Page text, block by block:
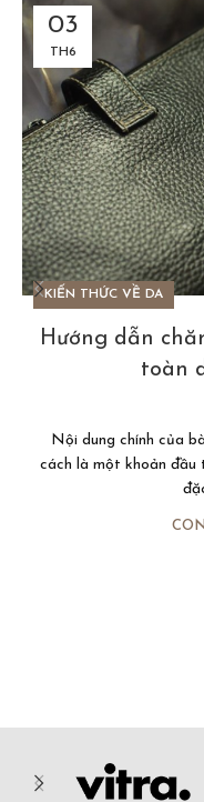
03
TH6
KIẾN THỨC VỀ DA
Hướng dẫn
toàn
Nội dung chính của
cách là một khoản